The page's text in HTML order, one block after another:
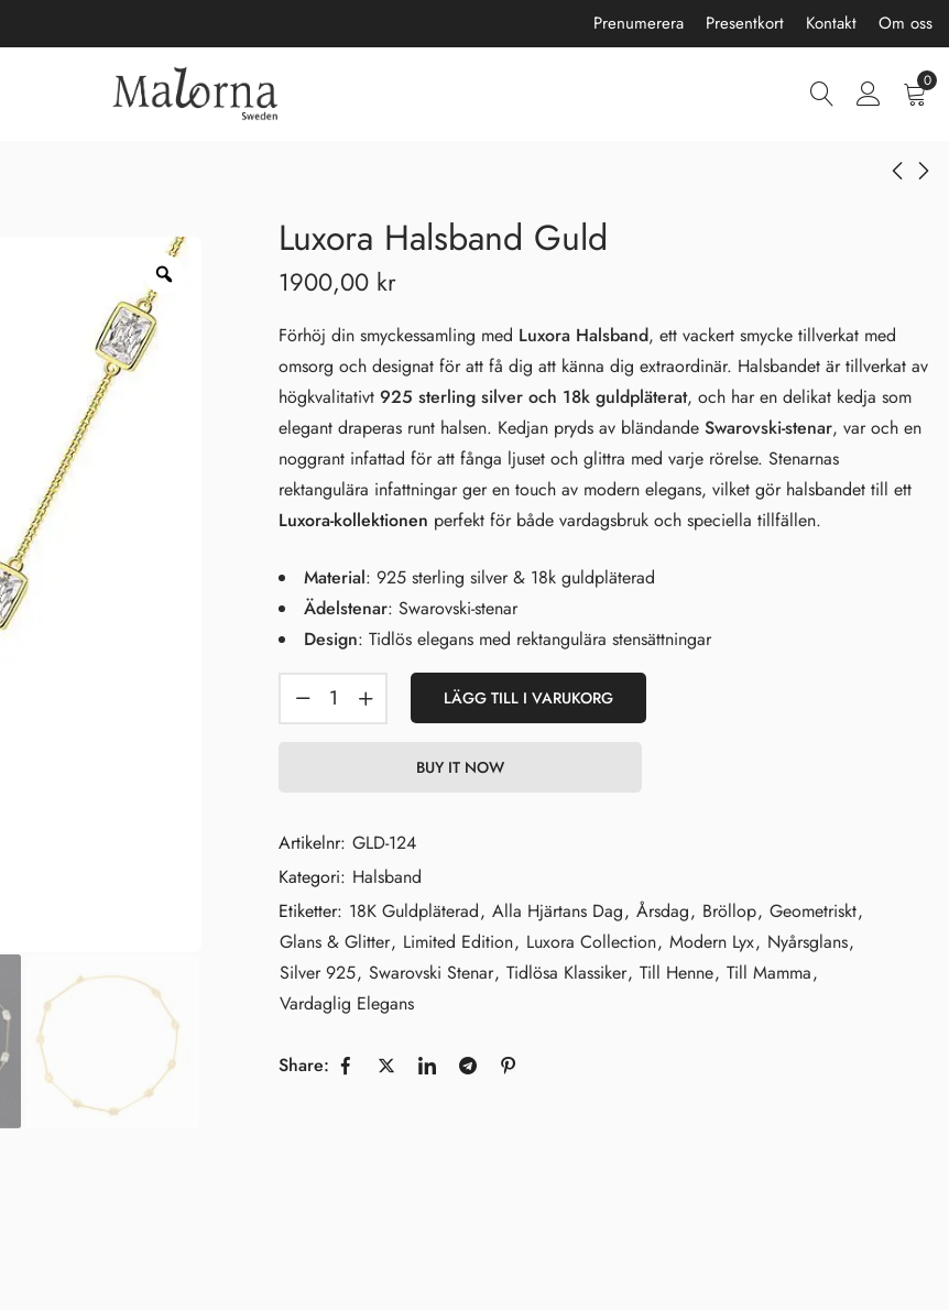
Prenumerera Presentkort Kontakt Om oss
0
Luxora Halsband Guld
1900,00 kr
Förhöj din smyckessamling med Luxora Halsband, ett vackert smycke tillverkat med
omsorg och designat för att få dig att känna dig extraordinär. Halsbandet är tillverkat av
högkvalitativt 925 sterling silver och 18k guldpläterat, och har en delikat kedja som
elegant draperas runt halsen. Kedjan pryds av bländande Swarovski-stenar, var och en
noggrant infattad för att fånga ljuset och glittra med varje rörelse. Stenarnas
rektangulära infattningar ger en touch av modern elegans, vilket gör halsbandet till ett
Luxora-kollektionen perfekt för både vardagsbruk och speciella tillfällen.
Material: 925 sterling silver & 18k guldpläterad
Ädelstenar: Swarovski-stenar
Design: Tidlös elegans med rektangulära stensättningar
LÄGG TILL I VARUKORG
BUY IT NOW
Artikelnr: GLD-124
Kategori: Halsband
Etiketter: 18K Guldpläterad, Alla Hjärtans Dag, Årsdag, Bröllop, Geometriskt,
Glans & Glitter, Limited Edition, Luxora Collection, Modern Lyx, Nyårsglans,
Silver 925, Swarovski Stenar, Tidlösa Klassiker, Till Henne, Till Mamma,
Vardaglig Elegans
Share: